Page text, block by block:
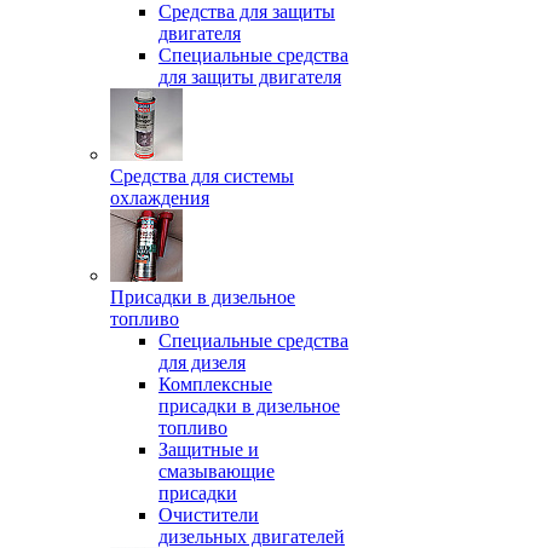
Средства для защиты
двигателя
Специальныe средства
для защиты двигателя
Средства для системы
охлаждения
Присадки в дизельное
топливо
Спeциальные средства
для дизеля
Комплексные
присадки в дизельное
топливо
Защитные и
смазывающие
присадки
Очистители
дизельных двигателей